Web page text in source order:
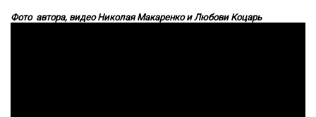
Фото автора, видео Николая Макаренко и Любови Коцарь